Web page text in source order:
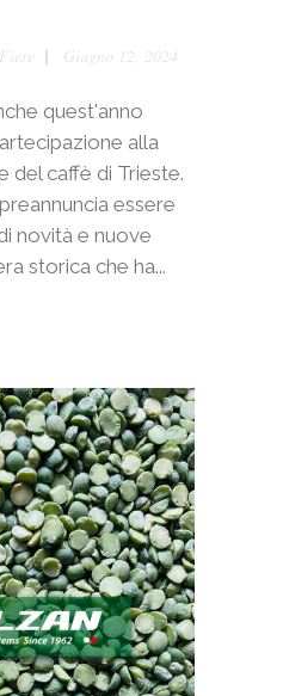
Fiere Giugno 12, 2024
quest'anno
alla
del caffè di Trieste.
essere
novità e nuove
storica che ha...